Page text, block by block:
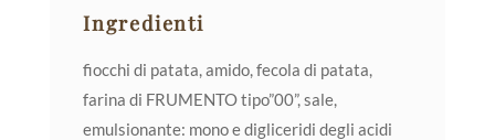
Ingredienti
fiocchi di patata, amido, fecola di patata,
farina di FRUMENTO tipo”00”, sale,
emulsionante: mono e digliceridi degli acidi